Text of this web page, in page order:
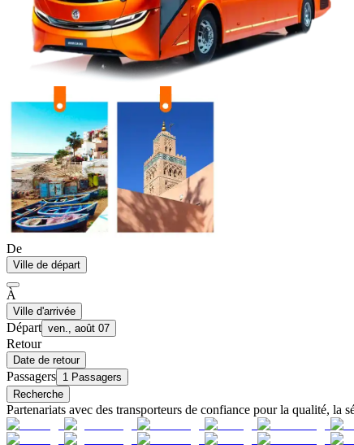
De
Ville de départ
À
Ville d'arrivée
Départ ven., août 07
Retour
Date de retour
Passagers 1 Passagers
Recherche
Partenariats avec des transporteurs de confiance pour la qualité, la